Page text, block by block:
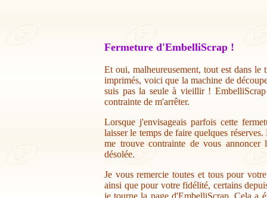
Fermeture d'EmbelliScrap !
Et oui, malheureusement, tout est dans
imprimés, voici que la machine de
suis pas la seule à vieillir !
contrainte de m'arrêter.
Lorsque j'envisageais parfois cette
laisser le temps de faire quelques
me trouve contrainte de vous annoncer
désolée.
Je vous remercie toutes et tous pour
ainsi que pour votre fidélité, certains
je tourne la page d'EmbelliScrap. Cela a